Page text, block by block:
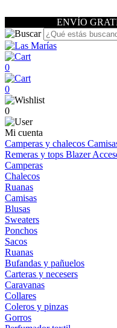
ENVÍO
0
0
0
Mi cuenta
Camperas y chalecos
Remeras y tops Blazer
Camperas
Chalecos
Ruanas
Camisas
Blusas
Sweaters
Ponchos
Sacos
Ruanas
Bufandas y pañuelos
Carteras y necesers
Caravanas
Collares
Coleros y pinzas
Gorros